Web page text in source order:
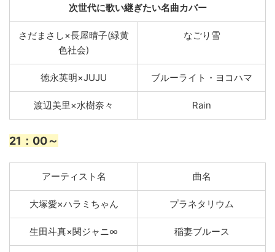
次世代に歌い継ぎたい名曲カバー
さだまさし×長屋晴子(緑黄
色社会)
なごり雪
徳永英明×JUJU ブルーライト・ヨコハマ
渡辺美里×水樹奈々 Rain
21 ：00～
アーティスト名 曲名
⼤塚愛×ハラミちゃん プラネタリウム
生田斗真×関ジャニ∞ 稲妻ブルース